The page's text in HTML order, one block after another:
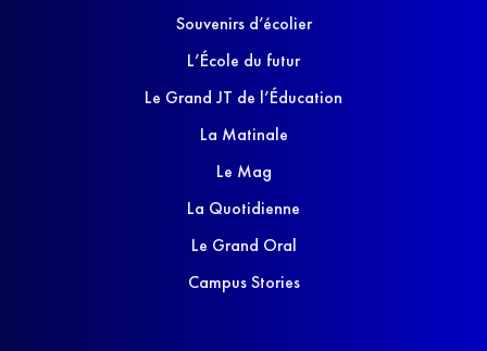
Souvenirs d’écolier
L’École du futur
Le Grand JT de l’Éducation
La Matinale
Le Mag
La Quotidienne
Le Grand Oral
Campus Stories